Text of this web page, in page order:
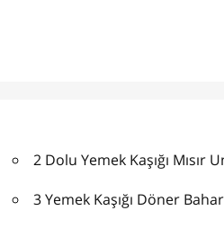
2 Dolu Yemek Kaşığı Mısır
3 Yemek Kaşığı Döner